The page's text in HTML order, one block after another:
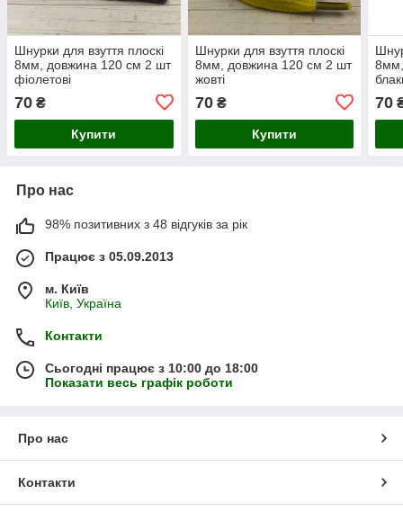
Шнурки для взуття плоскі
8мм, довжина 120 см 2 шт
фіолетові
70 ₴
Купити
Шнурки для взуття плоскі
8мм, довжина 120 см 2 шт
жовті
70₴
Купити
70
Про нас
98% позитивних з 48 відгуків за рік
Працює з 05.09.2013
м. Київ
Київ, Україна
Контакти
Сьогодні працює з 10:00 до 18:00
Показати весь графік роботи
Про нас
Контакти